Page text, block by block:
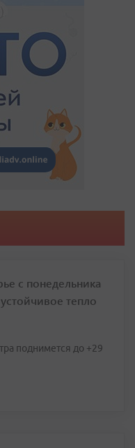
с понедельника
тепло
поднимется до +29